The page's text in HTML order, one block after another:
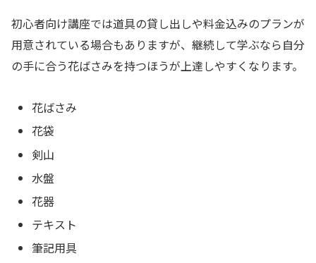
初心者向け講座では道具の貸し出しや料金込みのプランが
用意されている場合もありますが、継続して学ぶなら自分
の手に合う花ばさみを持つほうが上達しやすくなります。
花ばさみ
花袋
剣山
水盤
花器
テキスト
筆記用具